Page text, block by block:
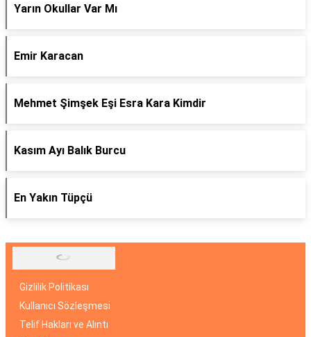
Yarın Okullar Var Mı
Emir Karacan
Mehmet Şimşek Eşi Esra Kara Kimdir
Kasım Ayı Balık Burcu
En Yakın Tüpçü
Gizlilik Politikası
Kullanıcı Sözleşmesi
Telif Hakları ve Alıntı